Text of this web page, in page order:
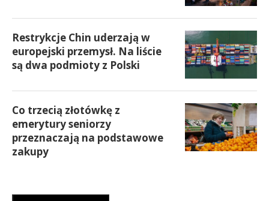
Restrykcje Chin uderzają w
europejski przemysł. Na liście
są dwa podmioty z Polski
Co trzecią złotówkę z
emerytury seniorzy
przeznaczają na podstawowe
zakupy